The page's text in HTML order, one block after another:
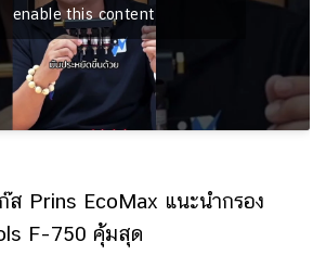
enable this content
ส Prins EcoMax แนะนำกรอง
F-750 คุ้มสุด